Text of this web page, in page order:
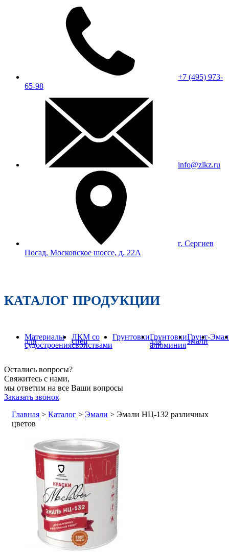
+7 (495) 973-
65-98
info@zlkz.ru
г. Сергиев
Посад, Московское шоссе, д. 22А
КАТАЛОГ ПРОДУКЦИИ
Материалы
для
судостроения
ЛКМ со
спец
свойствами
ГрунтовкиГрунтовки
для
алюминия
Грунт-
эмали
Остались вопросы?
Свяжитесь с нами,
мы ответим на все Ваши вопросы
Заказать звонок
Главная >Каталог >Эмали >Эмали НЦ-132 различных
цветов